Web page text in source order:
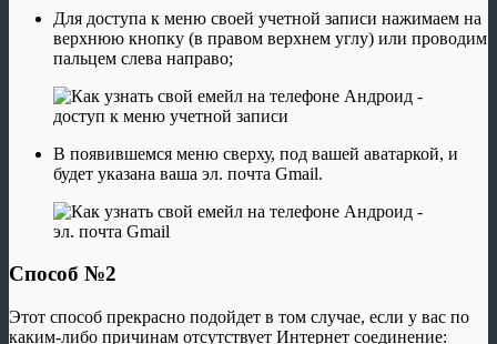
Для доступа к меню своей учетной записи нажимаем на
верхнюю кнопку (в правом верхнем углу) или проводим
пальцем слева направо;
В появившемся меню сверху, под вашей аватаркой, и
будет указана ваша эл. почта Gmail.
Способ №2
Этот способ прекрасно подойдет в том случае, если у вас по
каким-либо причинам отсутствует Интернет соединение: